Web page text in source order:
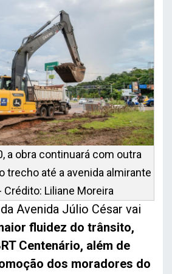
a obra continuará com outra
trecho até a avenida almirante
Crédito: Liliane Moreira
Avenida Júlio César vai
fluidez do trânsito,
Centenário, além de
dos moradores do